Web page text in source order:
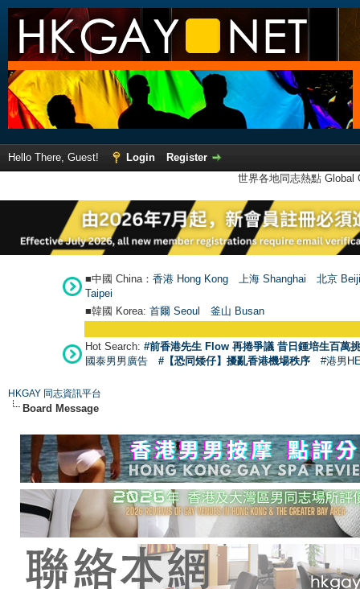
Hello There, Guest! Login
Register
世界各地同志熱點
■中國 China： 香港 Hong Kong 上海 Shanghai
北京
Taipei
■韓國 Korea: 首爾 Seoul 釜山 Busan
Hot Search: #前香港先生 Flow 再捲爭議 昔日鍾培生百萬
國泰男男廣告
#【恐同矮仔】擾亂香港機場秩序 #港男
HKGAY 同志資訊平台
Board Message